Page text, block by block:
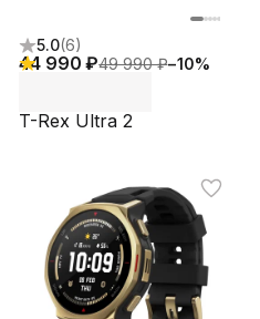
5.0(6)
44 990 ₽49 990 ₽−10%
T-Rex Ultra 2